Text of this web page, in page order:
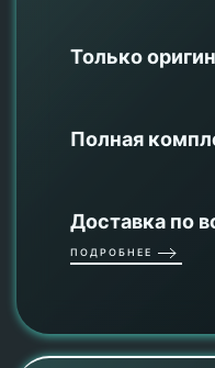
Только
Полная
Доставка по
ПОДРОБНЕЕ